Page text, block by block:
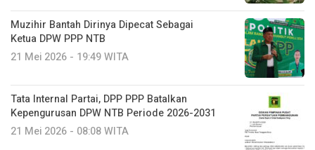
Muzihir Bantah Dirinya Dipecat Sebagai
Ketua DPW PPP NTB
21 Mei 2026 - 19:49 WITA
Tata Internal Partai, DPP PPP Batalkan
Kepengurusan DPW NTB Periode 2026-2031
21 Mei 2026 - 08:08 WITA